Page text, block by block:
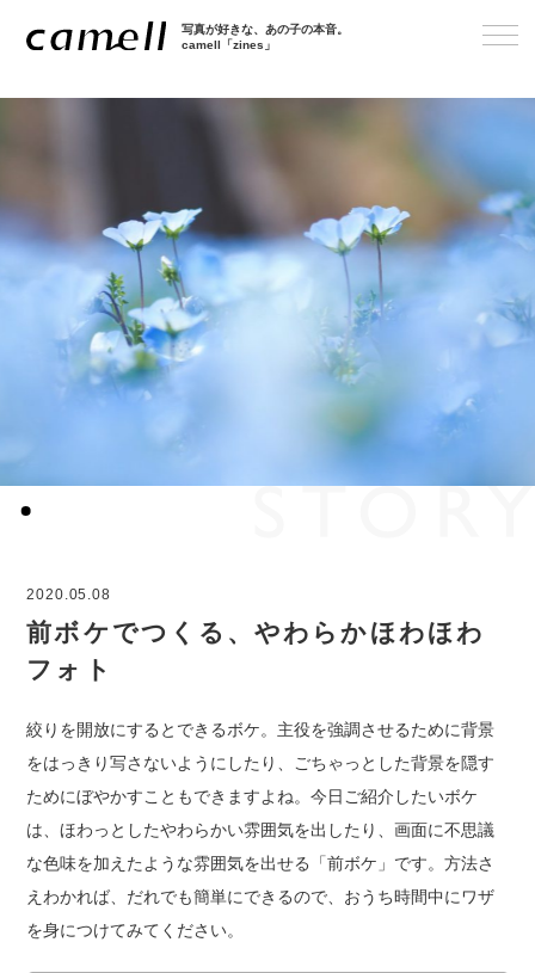
写真が好きな、あの子の本音。
camell「zines」
2020.05.08
前ボケでつくる、やわらかほわほわ
フォト
絞りを開放にするとできるボケ。主役を強調させるために背景
をはっきり写さないようにしたり、ごちゃっとした背景を隠す
ためにぼやかすこともできますよね。今日ご紹介したいボケ
は、ほわっとしたやわらかい雰囲気を出したり、画面に不思議
な色味を加えたような雰囲気を出せる「前ボケ」です。方法さ
えわかれば、だれでも簡単にできるので、おうち時間中にワザ
を身につけてみてください。